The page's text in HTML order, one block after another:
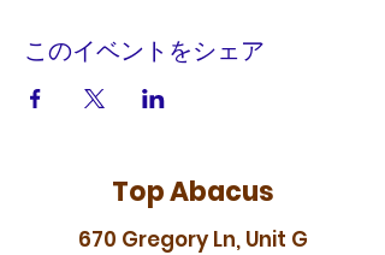
このイベントをシェア
Top Abacus
670 Gregory Ln, Unit G